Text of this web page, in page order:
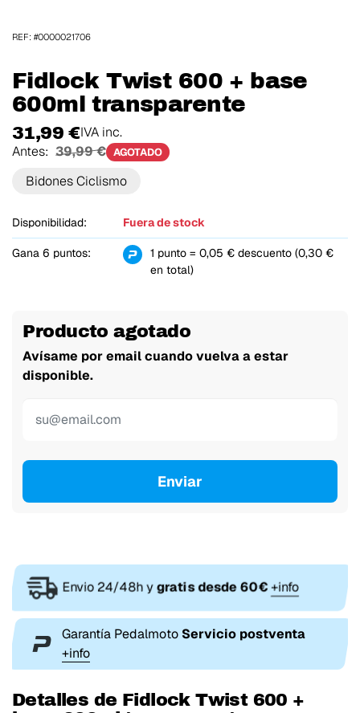
Fidlock Twist 600 + base
600ml transparente
31,99 €IVA inc.
Antes: 39,99 € AGOTADO
Bidones Ciclismo
Disponibilidad: Fuera de stock
Gana 6 puntos:
1 punto = 0,05 € descuento (0,30 €
en total)
Producto agotado
Avísame por email cuando vuelva a estar
disponible.
Enviar
REF: #0000021706
Envio 24/48h ygratis desde 60€+info
Garantía Pedalmoto Servicio postventa
+info
Detalles de Fidlock Twist 600 +